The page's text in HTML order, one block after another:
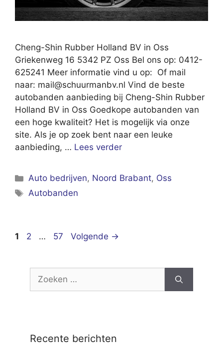
Cheng-Shin Rubber Holland BV in Oss
Griekenweg 16 5342 PZ Oss Bel ons op: 0412-
625241 Meer informatie vind u op: Of mail
naar: mail@schuurmanbv.nl Vind de beste
autobanden aanbieding bij Cheng-Shin Rubber
Holland BV in Oss Goedkope autobanden van
een hoge kwaliteit? Het is mogelijk via onze
site. Als je op zoek bent naar een leuke
aanbieding, … Lees verder
Categorieën
Auto bedrijven, Noord Brabant, Oss
Tags
Autobanden
Pagina
1 Pagina
2 … Pagina
57 Volgende →
Zoek
Recente berichten